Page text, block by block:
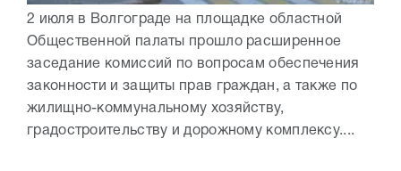
2 июля в Волгограде на площадке областной
Общественной палаты прошло расширенное
заседание комиссий по вопросам обеспечения
законности и защиты прав граждан, а также по
жилищно-коммунальному хозяйству,
градостроительству и дорожному комплексу....